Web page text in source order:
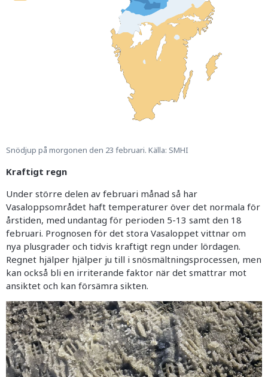
Snödjup på morgonen den 23 februari. Källa: SMHI
Kraftigt regn
Under större delen av februari månad så har
Vasaloppsområdet haft temperaturer över det normala för
årstiden, med undantag för perioden 5-13 samt den 18
februari. Prognosen för det stora Vasaloppet vittnar om
nya plusgrader och tidvis kraftigt regn under lördagen.
Regnet hjälper hjälper ju till i snösmältningsprocessen, men
kan också bli en irriterande faktor när det smattrar mot
ansiktet och kan försämra sikten.